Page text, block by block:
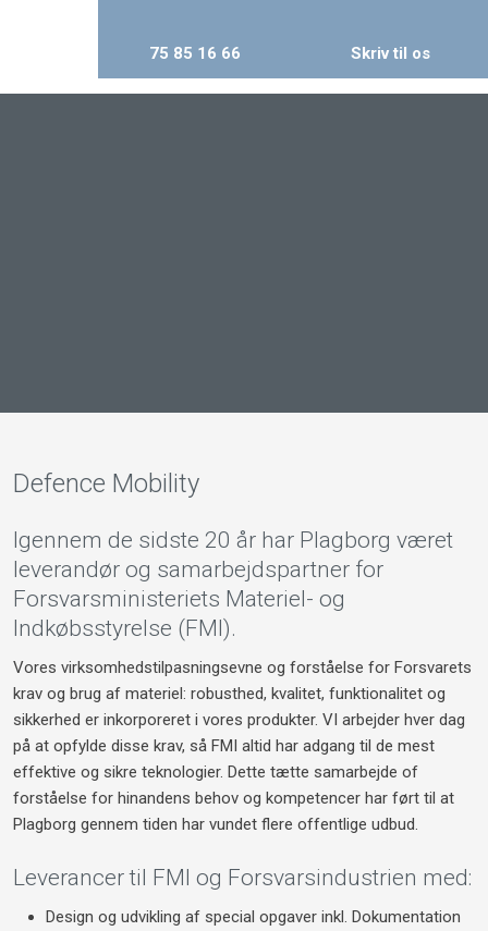
75 85 16 66 ​Skriv til os
Defence Mobility
Igennem de sidste 20 år har Plagborg været
leverandør og samarbejdspartner for
Forsvarsministeriets Materiel- og
Indkøbsstyrelse (FMI).
​Vores virksomhedstilpasningsevne og forståelse for Forsvarets
krav og brug af materiel: robusthed, kvalitet, funktionalitet og
sikkerhed er inkorporeret i vores produkter. VI arbejder hver dag
på at opfylde disse krav, så FMI altid har adgang til de mest
effektive og sikre teknologier. Dette tætte samarbejde of
forståelse for hinandens behov og kompetencer har ført til at
Plagborg gennem tiden har vundet flere offentlige udbud.​
Leverancer til FMI og Forsvarsindustrien med:​
Design og udvikling af special opgaver inkl. Dokumentation